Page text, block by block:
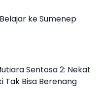
ke Sumenep
Sentosa 2: Nekat
Tak Bisa Berenang